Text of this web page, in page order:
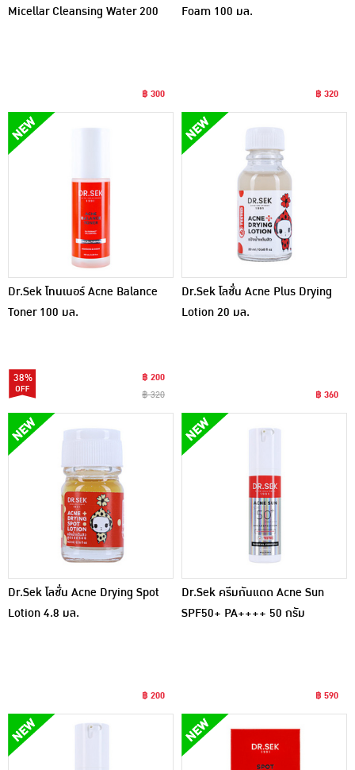
Micellar Cleansing Water 200
฿ 300
Foam 100 มล.
฿ 320
Dr.Sek โทนเนอร์ Acne Balance
Toner 100 มล.
38%
฿ 200
฿ 320
Dr.Sek โลชั่น Acne Plus Drying
Lotion 20 มล.
฿ 360
Dr.Sek โลชั่น Acne Drying Spot
Lotion 4.8 มล.
฿ 200
Dr.Sek ครีมกันแดด Acne Sun
SPF50+ PA++++ 50 กรัม
฿ 590